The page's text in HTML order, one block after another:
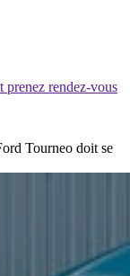
prenez rendez-vous
Tourneo doit se